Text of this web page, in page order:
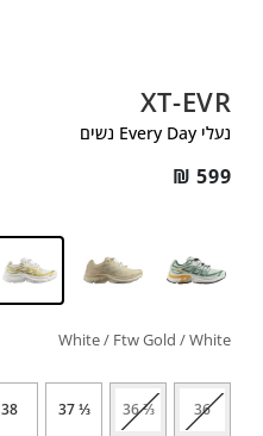
XT-EVR
נעלי Every Day נשים
₪ 599
White / Ftw Gold / White
36
⅔ 36
⅓ 37
38